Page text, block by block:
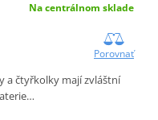
Na centrálnom sklade
Porovnať
a čtyřkolky mají zvláštní